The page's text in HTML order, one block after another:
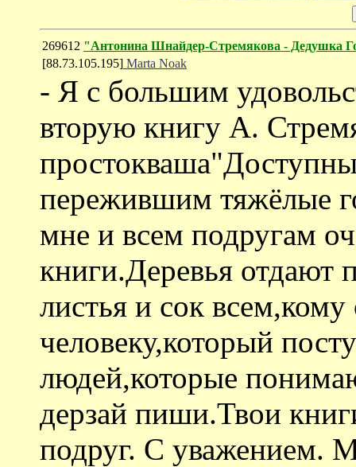
269612 "Антонина Шнайдер-Стремякова - Дедушка
[88.73.105.195] Marta Noak
- Я с большим
вторую книгу А.
пережившим тяжёлые
мне и всем подругам
книги.Деревья отдают
листья и сок
человеку,который
людей,которые
дерзай пиши.Твои
подруг. С уважением.